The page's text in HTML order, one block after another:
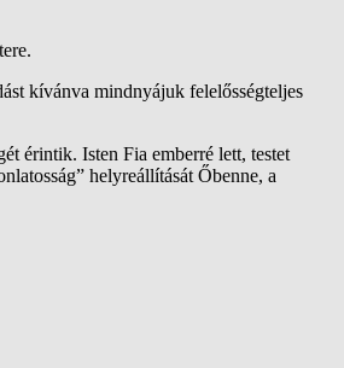
kívánva mindnyájuk felelősségteljes
érintik. Isten Fia emberré lett, testet
helyreállítását Őbenne, a